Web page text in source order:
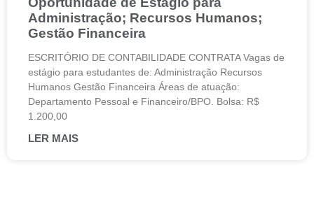
Administração; Recursos Humanos;
Gestão Financeira
ESCRITÓRIO DE CONTABILIDADE CONTRATA Vagas de
estágio para estudantes de: Administração Recursos
Humanos Gestão Financeira Áreas de atuação:
Departamento Pessoal e Financeiro/BPO. Bolsa: R$
1.200,00
LER MAIS